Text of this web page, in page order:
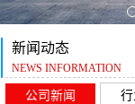
新闻动态
NEWS INFORMATION
公司新闻